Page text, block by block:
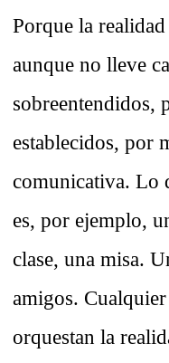
Porque la
aunque no lleve
sobreentendidos,
establecidos, por
comunicativa. Lo
es, por ejemplo,
clase, una misa.
amigos.
orquestan la